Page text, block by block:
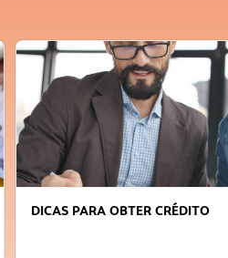
FAÇA A DIFERENÇA: SEJA